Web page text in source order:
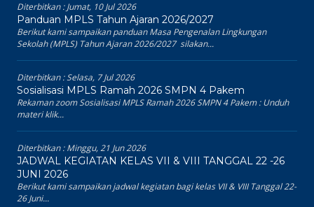
Diterbitkan :Jumat, 10 Jul 2026
Panduan MPLS Tahun Ajaran 2026/2027
Berikut kami sampaikan panduan Masa Pengenalan Lingkungan
Sekolah (MPLS) Tahun Ajaran 2026/2027 silakan...
Diterbitkan :Selasa, 7 Jul 2026
Sosialisasi MPLS Ramah 2026 SMPN 4 Pakem
Rekaman zoom Sosialisasi MPLS Ramah 2026 SMPN 4 Pakem : Unduh
materi klik...
Diterbitkan :Minggu, 21 Jun 2026
JADWAL KEGIATAN KELAS VII & VIII TANGGAL 22 -26
JUNI 2026
Berikut kami sampaikan jadwal kegiatan bagi kelas VII & VIII Tanggal 22-
26 Juni...